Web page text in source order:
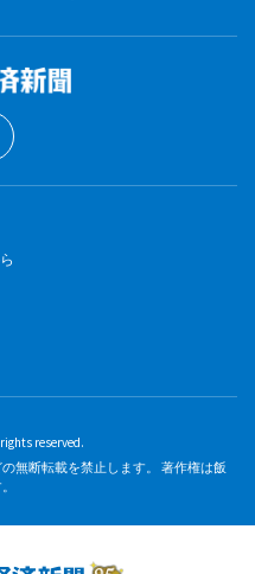
reserved.
無断転載を禁止します。 著作権は飯